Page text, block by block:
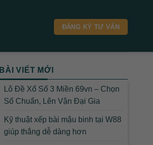
ĐĂNG KÝ TƯ VẤN
BÀI VIẾT MỚI
Lô Đề Xổ Số 3 Miền 69vn – Chọn
Số Chuẩn, Lên Vận Đại Gia
Kỹ thuật xếp bài mậu binh tại W88
giúp thắng dễ dàng hơn